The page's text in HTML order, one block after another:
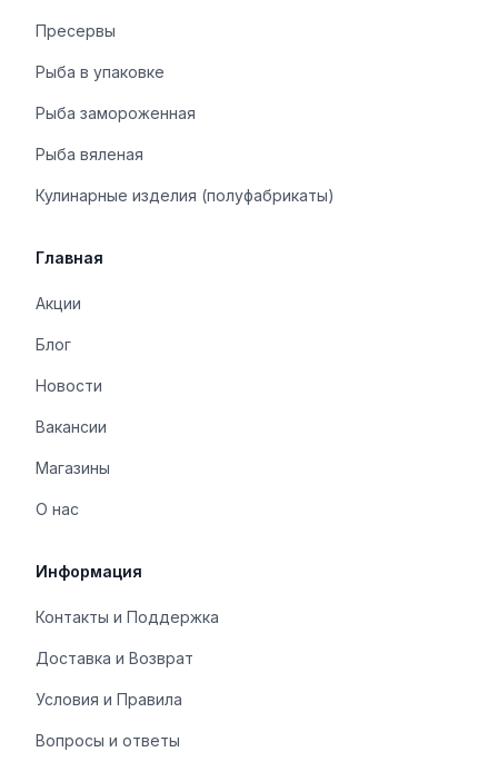
Пресервы
Рыба в упаковке
Рыба замороженная
Рыба вяленая
Кулинарные изделия (полуфабрикаты)
Главная
Акции
Блог
Новости
Вакансии
Магазины
О нас
Информация
Контакты и Поддержка
Доставка и Возврат
Условия и Правила
Вопросы и ответы